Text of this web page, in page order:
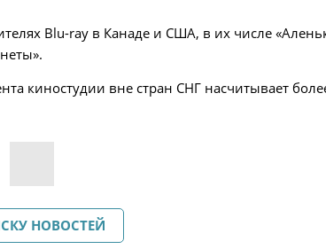
Blu-ray в Канаде и США, в их числе
киностудии вне стран СНГ насчитывает
НОВОСТЕЙ